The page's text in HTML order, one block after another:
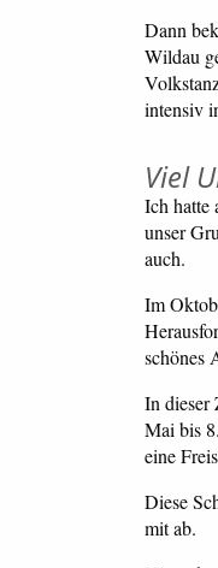
Dann
Wildau
intensiv
Viel
Ich hatte
unser
auch.
Im
schönes
In dieser
Mai bis
eine
Diese
mit ab.